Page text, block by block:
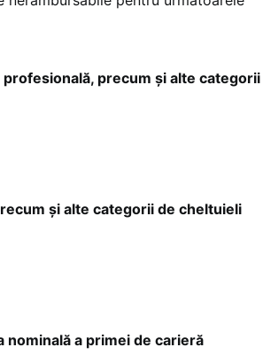
precum și alte categorii
și alte categorii de cheltuieli
nominală a primei de carieră